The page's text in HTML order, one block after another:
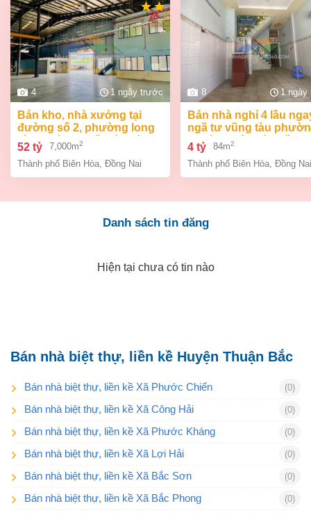
4 1 ngày trước
bán kho, nhà xưởng tại
đường số 2, phường long
bình, thành phố biên hòa,
đồng nai giá 52 tỷ
52 tỷ 7,000m2
Thành phố Biên Hòa Đồng Nai
8 1
bán nhà nghỉ 4 lầu ngay
ngã tư vũng tàu
an bình biên hòa đồng
giá chỉ 4 tỷ
4 tỷ 84m2
Thành phố Biên Hòa Đồng Nai
Danh sách tin đăng
Hiện tại chưa có tin nào
Bán nhà biệt thự, liền kề Huyện Thuận Bắc
Bán nhà biệt thự, liền kề Xã Phước Chiến (0)
Bán nhà biệt thự, liền kề Xã Công Hải (0)
Bán nhà biệt thự, liền kề Xã Phước Kháng (0)
Bán nhà biệt thự, liền kề Xã Lợi Hải (0)
Bán nhà biệt thự, liền kề Xã Bắc Sơn (0)
Bán nhà biệt thự, liền kề Xã Bắc Phong (0)